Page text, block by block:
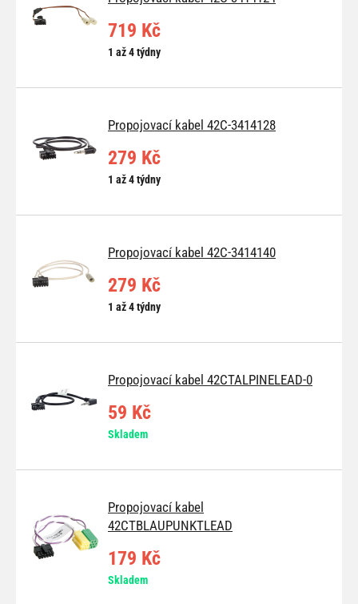
719 Kč
1 až 4 týdny
Propojovací kabel 42C-3414128
279 Kč
1 až 4 týdny
Propojovací kabel 42C-3414140
279 Kč
1 až 4 týdny
Propojovací kabel 42CTALPINELEAD-0
59 Kč
Skladem
Propojovací kabel
42CTBLAUPUNKTLEAD
179 Kč
Skladem